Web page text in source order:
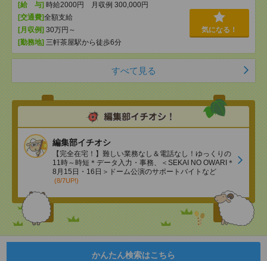
[給 与] 時給2000円 月収例 300,000円
[交通費]全額支給
[月収例] 30万円～
[勤務地] 三軒茶屋駅から徒歩6分
気になる！
すべて見る
編集部イチオシ
【完全在宅！】難しい業務なし＆電話なし！ゆっくりの
11時～時短＊データ入力・事務、＜SEKAI NO OWARI＊
8月15日・16日＞ドーム公演のサポートバイトなど
(8/7UP!)
かんたん検索はこちら